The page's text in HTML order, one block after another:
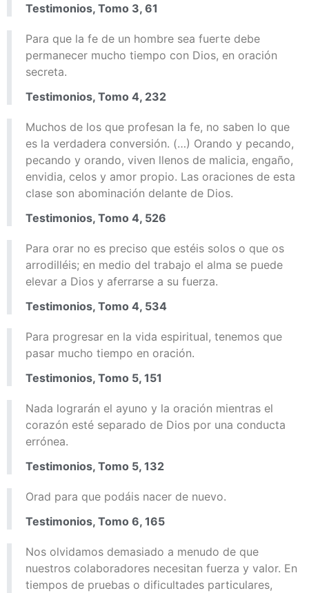
Testimonios, Tomo 3, 61
Para que la fe de un hombre sea fuerte debe
permanecer mucho tiempo con Dios, en oración
secreta.
Testimonios, Tomo 4, 232
Muchos de los que profesan la fe, no saben lo que
es la verdadera conversión. (…) Orando y pecando,
pecando y orando, viven llenos de malicia, engaño,
envidia, celos y amor propio. Las oraciones de esta
clase son abominación delante de Dios.
Testimonios, Tomo 4, 526
Para orar no es preciso que estéis solos o que os
arrodilléis; en medio del trabajo el alma se puede
elevar a Dios y aferrarse a su fuerza.
Testimonios, Tomo 4, 534
Para progresar en la vida espiritual, tenemos que
pasar mucho tiempo en oración.
Testimonios, Tomo 5, 151
Nada lograrán el ayuno y la oración mientras el
corazón esté separado de Dios por una conducta
errónea.
Testimonios, Tomo 5, 132
Orad para que podáis nacer de nuevo.
Testimonios, Tomo 6, 165
Nos olvidamos demasiado a menudo de que
nuestros colaboradores necesitan fuerza y valor. En
tiempos de pruebas o dificultades particulares,